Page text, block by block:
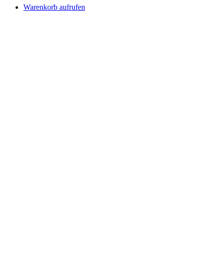
Warenkorb aufrufen